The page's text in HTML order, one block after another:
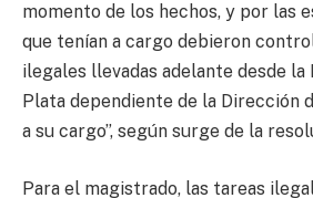
momento de los hechos, y por las
que tenían a cargo debieron
ilegales llevadas adelante desde
Plata dependiente de la Dirección
a su cargo”, según surge de la
Para el magistrado, las tareas